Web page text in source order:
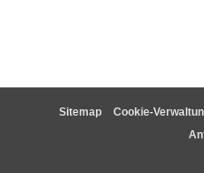
Sitemap Cookie-